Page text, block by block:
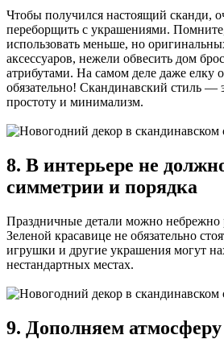
Чтобы получился настоящий сканди,
переборщить с украшениями.
использовать меньше, но
аксессуаров, нежели обвесить дом
атрибутами. На самом деле даже елку
обязательно! Скандинавский стиль —
простоту и минимализм.
8. В интерьере не
симметрии и порядка
Праздничные детали можно небрежно
Зеленой красавице не обязательно
игрушки и другие украшения могут
нестандартных местах.
9. Дополняем